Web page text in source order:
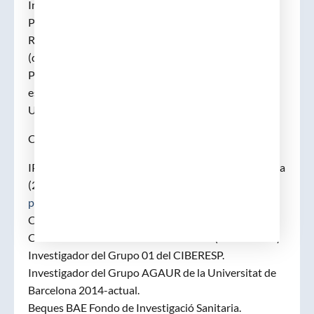
Institute).
Programa de Doctorat en Salut de la UdL:
Responsable de la línia de Epidemiologia Aplicada
(direcció de set tesis)
Participació en cursos de formació sanitària
especialitzada (ECDC, Pompeu Fabra, EASP, SEE,
UITB, John’s Hopkins).
Currículum d’investigació:
IP del Grupo de Epidemiologia Aplicada del IRB Lleida
(2005-actual) (
persones | Recerca | IRBLleida
Coordinador del Programa 2 (PREVICET) del
CIBERESP – Institut de Salut Carlos III (2017-actual)
Investigador del Grupo 01 del CIBERESP.
Investigador del Grupo AGAUR de la Universitat de
Barcelona 2014-actual.
Beques BAE Fondo de Investigació Sanitaria.